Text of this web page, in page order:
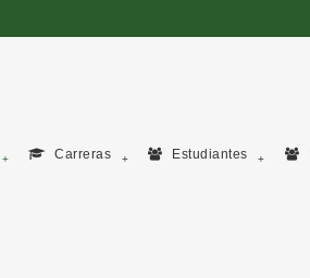
Carreras Estudiantes